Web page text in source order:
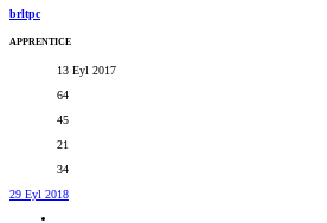
brltpc
APPRENTICE
13 Eyl 2017
64
45
21
34
29 Eyl 2018